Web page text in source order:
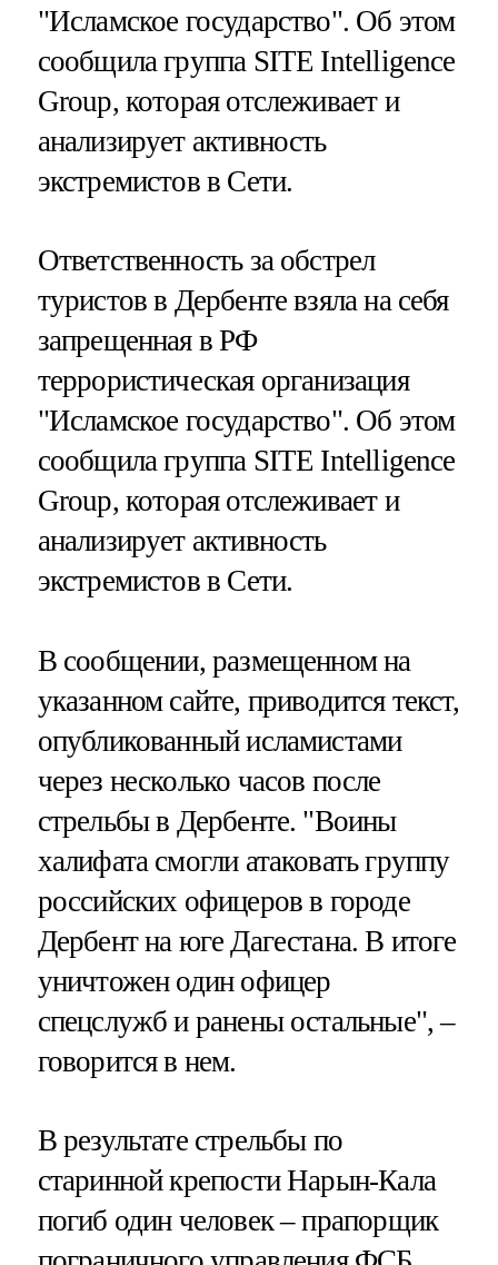
"Исламское государство". Об этом
сообщила группа SITE Intelligence
Group, которая отслеживает и
анализирует активность
экстремистов в Сети.
Ответственность за обстрел
туристов в Дербенте взяла на себя
запрещенная в РФ
террористическая организация
"Исламское государство". Об этом
сообщила группа SITE Intelligence
Group, которая отслеживает и
анализирует активность
экстремистов в Сети.
В сообщении, размещенном на
указанном сайте, приводится текст,
опубликованный исламистами
через несколько часов после
стрельбы в Дербенте. "Воины
халифата смогли атаковать группу
российских офицеров в городе
Дербент на юге Дагестана. В итоге
уничтожен один офицер
спецслужб и ранены остальные", –
говорится в нем.
В результате стрельбы по
старинной крепости Нарын-Кала
погиб один человек – прапорщик